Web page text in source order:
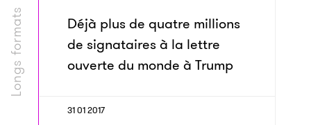
Longs formats
Déjà plus de quatre millions
de signataires à la lettre
ouverte du monde à Trump
31 01 2017